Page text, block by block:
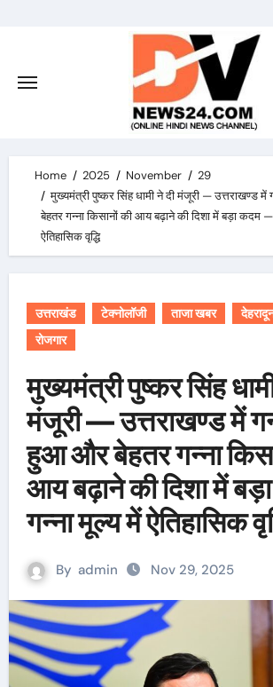
Home 2025 November
29
मुख्यमंत्री पुष्कर सिंह धामी ने दी मंजूरी — उत्तराखण्ड
बेहतर गन्ना किसानों की आय बढ़ाने की दिशा में बड़ा कदम
ऐतिहासिक वृद्धि
उत्तराखंड टेक्नोलॉजी ताजा खबर
रोजगार
मुख्यमंत्री पुष्कर सिंह
मंजूरी — उत्तराखण्ड में
हुआ और बेहतर गन्ना
आय बढ़ाने की दिशा में
गन्ना मूल्य में ऐतिहासिक
By admin Nov 29, 2025